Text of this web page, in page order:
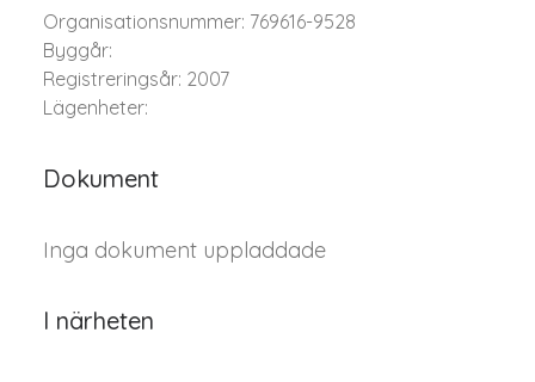
Organisationsnummer: 769616-9528
Byggår:
Registreringsår: 2007
Lägenheter:
Dokument
Inga dokument uppladdade
I närheten